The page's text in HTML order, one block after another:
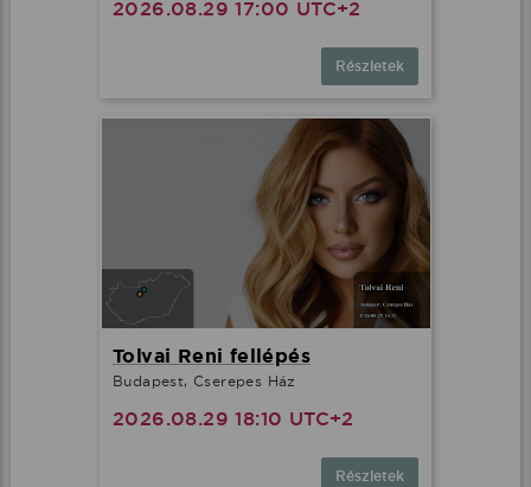
2026.08.29 17:00 UTC+2
Részletek
Tolvai Reni fellépés
Budapest, Cserepes Ház
2026.08.29 18:10 UTC+2
Részletek